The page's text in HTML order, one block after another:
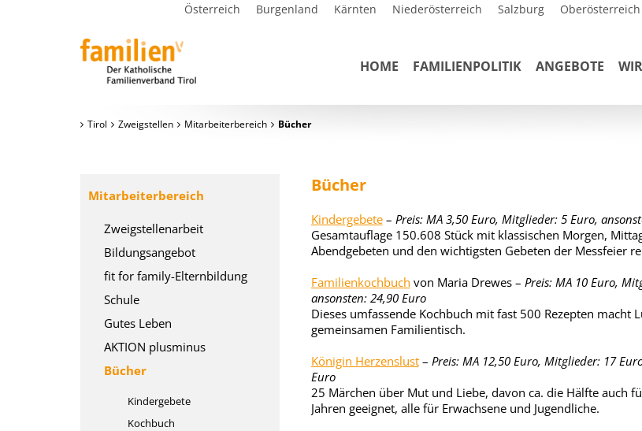
Österreich Burgenland Kärnten Niederösterreich Salzburg Oberösterreich
HOME FAMILIENPOLITIK ANGEBOTE
Tirol Zweigstellen Mitarbeiterbereich Bücher
Bücher
Kindergebete– Preis: MA 3,50 Euro, Mitglieder: 5 Euro,
Gesamtauflage 150.608 Stück mit klassischen Morgen,
Abendgebeten und den wichtigsten Gebeten der Messfeier
Familienkochbuch von Maria Drewes – Preis: MA 10 Euro,
ansonsten: 24,90 Euro
Dieses umfassende Kochbuch mit fast 500 Rezepten macht
gemeinsamen Familientisch.
Königin Herzenslust– Preis: MA 12,50 Euro, Mitglieder: 17
Euro
25 Märchen über Mut und Liebe, davon ca. die Hälfte auch
Jahren geeignet, alle für Erwachsene und Jugendliche.
Mitarbeiterbereich
Zweigstellenarbeit
Bildungsangebot
fit for family-Elternbildung
Schule
Gutes Leben
AKTION plusminus
Bücher
Kindergebete
Kochbuch